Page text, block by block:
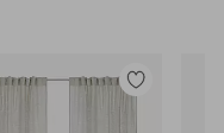
Legg